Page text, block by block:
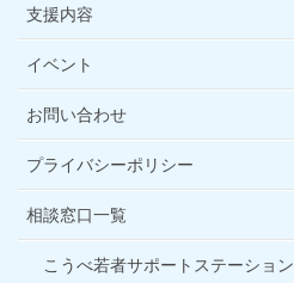
支援内容
イベント
お問い合わせ
プライバシーポリシー
相談窓口一覧
こうべ若者サポートステーション